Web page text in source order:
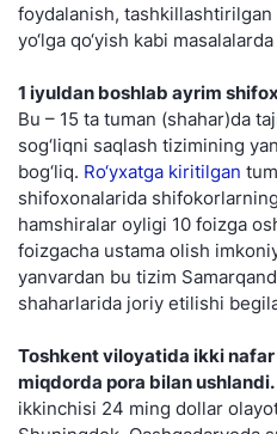
foydalanish,
yo‘lga qo‘yish kabi
1 iyuldan boshlab ayrim
Bu – 15 ta tuman (shahar)da
sog‘liqni saqlash tizimining
bog‘liq. Ro‘yxatga kiritilgan
shifoxonalarida
hamshiralar oyligi 10 foizga
foizgacha ustama olish
yanvardan bu tizim
shaharlarida joriy etilishi
Toshkent viloyatida ikki
miqdorda pora bilan ushlandi.
ikkinchisi 24 ming dollar